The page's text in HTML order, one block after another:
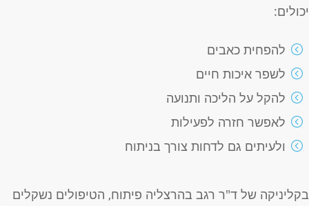
יכולים:
להפחית כאבים
לשפר איכות חיים
להקל על הליכה ותנועה
לאפשר חזרה לפעילות
ולעיתים גם לדחות צורך בניתוח
בקליניקה של ד"ר רגב בהרצליה פיתוח, הטיפולים נשקלים